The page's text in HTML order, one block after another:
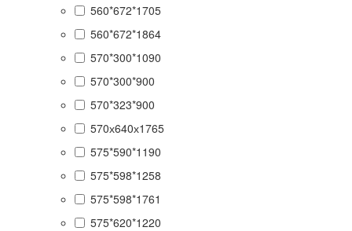
560*672*1705
560*672*1864
570*300*1090
570*300*900
570*323*900
570х640х1765
575*590*1190
575*598*1258
575*598*1761
575*620*1220